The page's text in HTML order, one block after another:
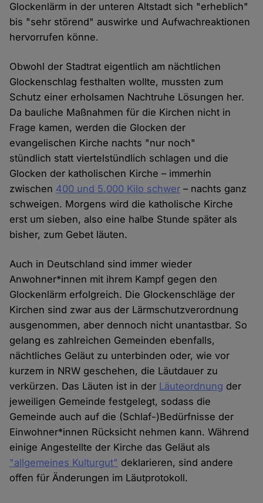
Glockenlärm in der unteren Altstadt sich "erheblich"
bis "sehr störend" auswirke und Aufwachreaktionen
hervorrufen könne.
Obwohl der Stadtrat eigentlich am nächtlichen
Glockenschlag festhalten wollte, mussten zum
Schutz einer erholsamen Nachtruhe Lösungen her.
Da bauliche Maßnahmen für die Kirchen nicht in
Frage kamen, werden die Glocken der
evangelischen Kirche nachts "nur noch"
stündlich statt viertelstündlich schlagen und die
Glocken der katholischen Kirche – immerhin
zwischen 400 und 5.000 Kilo schwer – nachts ganz
schweigen. Morgens wird die katholische Kirche
erst um sieben, also eine halbe Stunde später als
bisher, zum Gebet läuten.
Auch in Deutschland sind immer wieder
Anwohner*innen mit ihrem Kampf gegen den
Glockenlärm erfolgreich. Die Glockenschläge der
Kirchen sind zwar aus der Lärmschutzverordnung
ausgenommen, aber dennoch nicht unantastbar. So
gelang es zahlreichen Gemeinden ebenfalls,
nächtliches Geläut zu unterbinden oder, wie vor
kurzem in NRW geschehen, die Läutdauer zu
verkürzen. Das Läuten ist in der Läuteordnung der
jeweiligen Gemeinde festgelegt, sodass die
Gemeinde auch auf die (Schlaf-)Bedürfnisse der
Einwohner*innen Rücksicht nehmen kann. Während
einige Angestellte der Kirche das Geläut als
"allgemeines Kulturgut" deklarieren, sind andere
offen für Änderungen im Läutprotokoll.